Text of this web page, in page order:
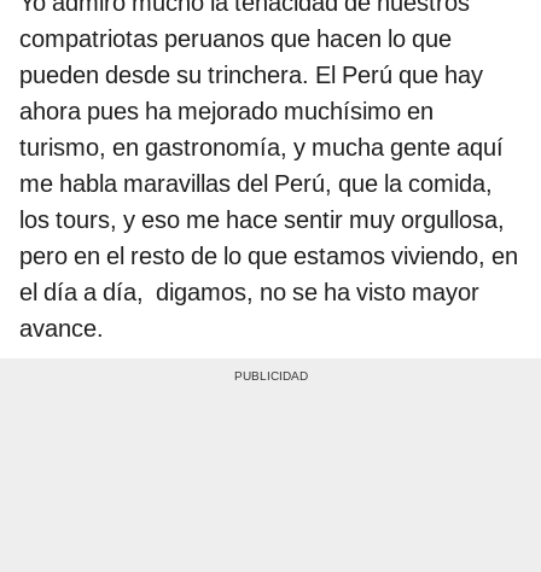
compatriotas peruanos que hacen lo que
pueden desde su trinchera. El Perú que hay
ahora pues ha mejorado muchísimo en
turismo, en gastronomía, y mucha gente aquí
me habla maravillas del Perú, que la comida,
los tours, y eso me hace sentir muy orgullosa,
pero en el resto de lo que estamos viviendo, en
el día a día, digamos, no se ha visto mayor
avance.